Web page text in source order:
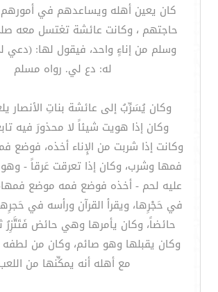
كان يعين أهله ويساعدهم في
حاجتهم ، وكانت عائشة تغتسل معه
وسلم من إناءٍ واحد، فيقول لها: (دعي
له: دع لي. رواه مسلم
وكان يُسَرِّبُ إلى عائشة بناتِ الأنصار
وكان إذا هويت شيئاً لا محذورَ فيه
وكانت إذا شربت من الإِناء أخذه،
فمها وشرب، وكان إذا تعرقت عَرقاً -
عليه لحم - أخذه فوضع فمه موضع
في حَجْرِها، ويقرأ القرآن ورأسه في
حائضاً، وكان يأمرها وهي حائض فَتَتَّزِرُ
وكان يقبلها وهو صائم، وكان من
مع أهله أنه يمكِّنها من